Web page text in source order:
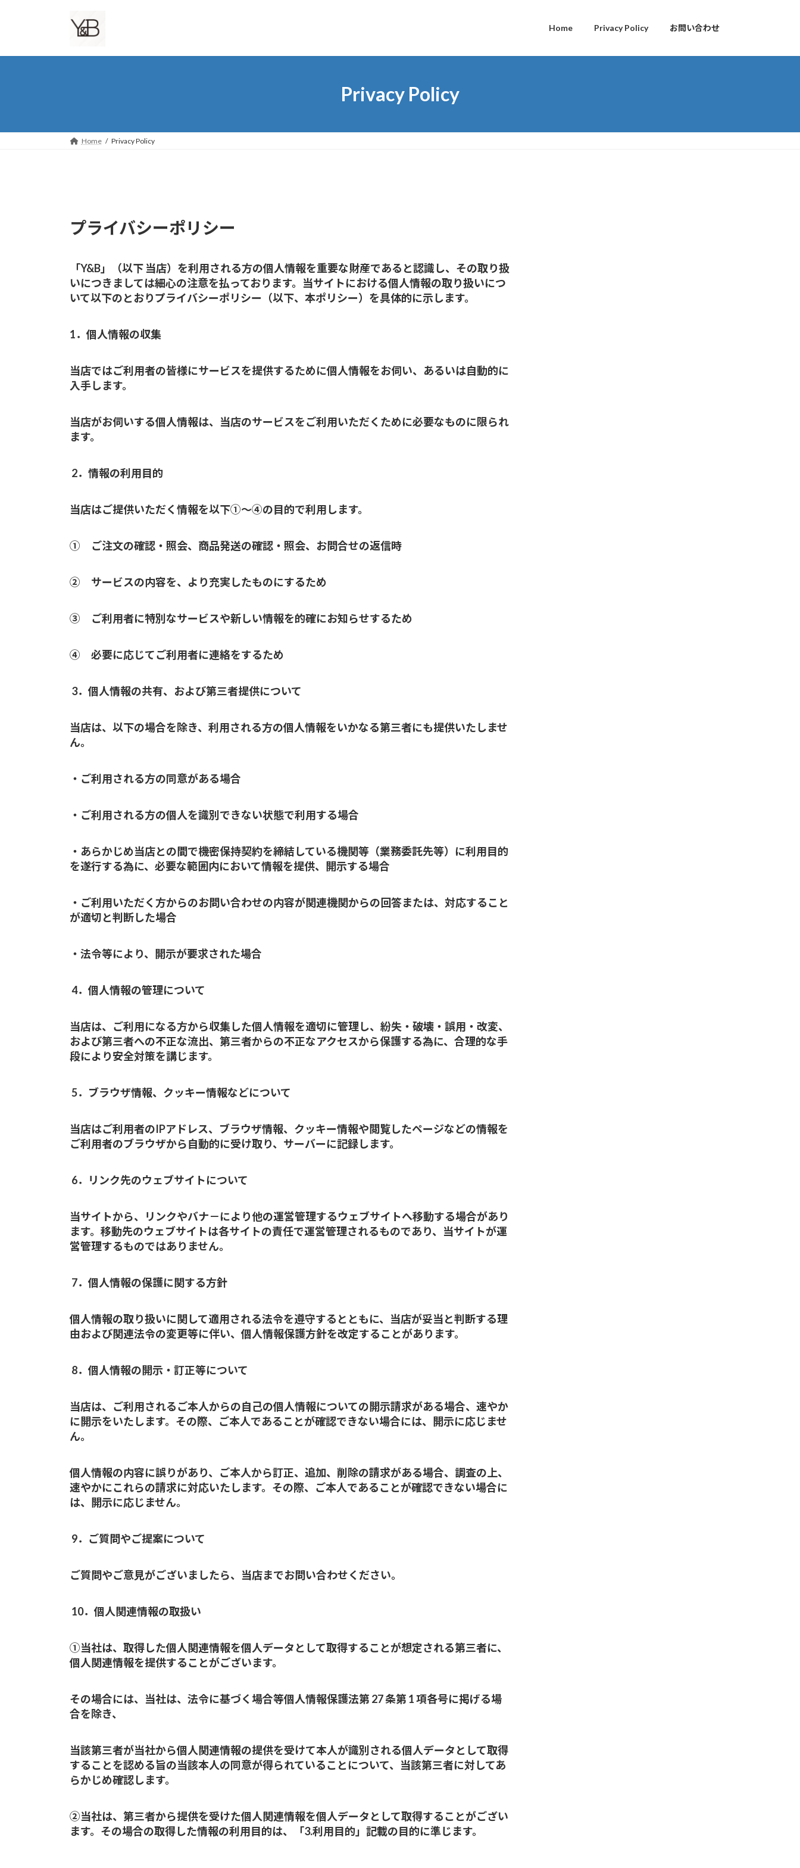
Home Privacy Policy お問い合わせ
Privacy Policy
Home Privacy Policy
プライバシーポリシー
「Y&B」（以下 当店）を利用される方の個人情報を重要な財産であると認識し、その取り扱
いにつきましては細心の注意を払っております。当サイトにおける個人情報の取り扱いにつ
いて以下のとおりプライバシーポリシー（以下、本ポリシー）を具体的に示します。
1．個人情報の収集
当店ではご利用者の皆様にサービスを提供するために個人情報をお伺い、あるいは自動的に
入手します。
当店がお伺いする個人情報は、当店のサービスをご利用いただくために必要なものに限られ
ます。
2．情報の利用目的
当店はご提供いただく情報を以下①～④の目的で利用します。
① ご注文の確認・照会、商品発送の確認・照会、お問合せの返信時
② サービスの内容を、より充実したものにするため
③ ご利用者に特別なサービスや新しい情報を的確にお知らせするため
④ 必要に応じてご利用者に連絡をするため
3．個人情報の共有、および第三者提供について
当店は、以下の場合を除き、利用される方の個人情報をいかなる第三者にも提供いたしませ
ん。
・ご利用される方の同意がある場合
・ご利用される方の個人を識別できない状態で利用する場合
・あらかじめ当店との間で機密保持契約を締結している機関等（業務委託先等）に利用目的
を遂行する為に、必要な範囲内において情報を提供、開示する場合
・ご利用いただく方からのお問い合わせの内容が関連機関からの回答または、対応すること
が適切と判断した場合
・法令等により、開示が要求された場合
4．個人情報の管理について
当店は、ご利用になる方から収集した個人情報を適切に管理し、紛失・破壊・誤用・改変、
および第三者への不正な流出、第三者からの不正なアクセスから保護する為に、合理的な手
段により安全対策を講じます。
5．ブラウザ情報、クッキー情報などについて
当店はご利用者のIPアドレス、ブラウザ情報、クッキー情報や閲覧したページなどの情報を
ご利用者のブラウザから自動的に受け取り、サーバーに記録します。
6．リンク先のウェブサイトについて
当サイトから、リンクやバナ－により他の運営管理するウェブサイトへ移動する場合があり
ます。移動先のウェブサイトは各サイトの責任で運営管理されるものであり、当サイトが運
営管理するものではありません。
7．個人情報の保護に関する方針
個人情報の取り扱いに関して適用される法令を遵守するとともに、当店が妥当と判断する理
由および関連法令の変更等に伴い、個人情報保護方針を改定することがあります。
8．個人情報の開示・訂正等について
当店は、ご利用されるご本人からの自己の個人情報についての開示請求がある場合、速やか
に開示をいたします。その際、ご本人であることが確認できない場合には、開示に応じませ
ん。
個人情報の内容に誤りがあり、ご本人から訂正、追加、削除の請求がある場合、調査の上、
速やかにこれらの請求に対応いたします。その際、ご本人であることが確認できない場合に
は、開示に応じません。
9．ご質問やご提案について
ご質問やご意見がございましたら、当店までお問い合わせください。
10．個人関連情報の取扱い
①当社は、取得した個人関連情報を個人データとして取得することが想定される第三者に、
個人関連情報を提供することがございます。
その場合には、当社は、法令に基づく場合等個人情報保護法第 27 条第 1 項各号に掲げる場
合を除き、
当該第三者が当社から個人関連情報の提供を受けて本人が識別される個人データとして取得
することを認める旨の当該本人の同意が得られていることについて、当該第三者に対してあ
らかじめ確認します。
②当社は、第三者から提供を受けた個人関連情報を個人データとして取得することがござい
ます。その場合の取得した情報の利用目的は、「3.利用目的」記載の目的に準じます。